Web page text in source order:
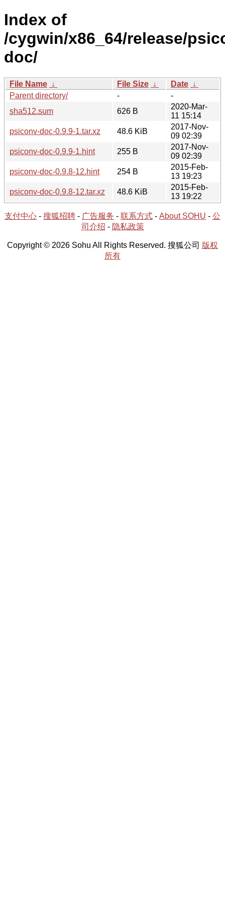
Index of
/cygwin/x86_64/release/
doc/
File Name ↓ File Size ↓ Date ↓
Parent directory/
-
-
sha512.sum
626 B
2020-Mar-
11 15:14
psiconv-doc-0.9.9-1.tar.xz
48.6 KiB
2017-Nov-
09 02:39
psiconv-doc-0.9.9-1.hint
255 B
2017-Nov-
09 02:39
psiconv-doc-0.9.8-12.hint
254 B
2015-Feb-
13 19:23
psiconv-doc-0.9.8-12.tar.xz
48.6 KiB
2015-Feb-
13 19:22
支付中心 - 搜狐招聘 - 广告服务 - 联系方式 - About SOHU - 公
司介绍 - 隐私政策
Copyright © 2026 Sohu All Rights Reserved. 搜狐公司 版权
所有